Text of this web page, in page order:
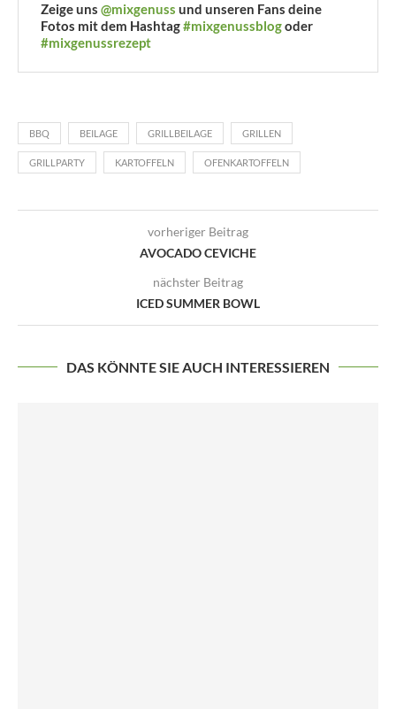
Zeige uns @mixgenuss und unseren Fans deine
Fotos mit dem Hashtag#mixgenussblogoder
#mixgenussrezept
BBQ BEILAGE GRILLBEILAGE GRILLEN
GRILLPARTY KARTOFFELN OFENKARTOFFELN
vorheriger Beitrag
AVOCADO CEVICHE
nächster Beitrag
ICED SUMMER BOWL
DAS KÖNNTE SIE AUCH INTERESSIEREN